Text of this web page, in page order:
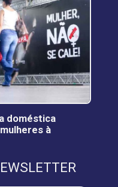
doméstica
à